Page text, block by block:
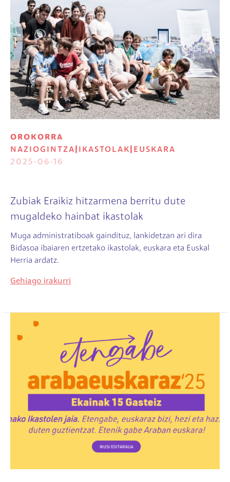
OROKORRA
NAZIOGINTZA
IKASTOLAK
EUSKARA
2025-06-16
Zubiak Eraikiz hitzarmena berritu dute
mugaldeko hainbat ikastolak
Muga administratiboak gaindituz, lankidetzan ari dira
Bidasoa ibaiaren ertzetako ikastolak, euskara eta Euskal
Herria ardatz.
Gehiago irakurri